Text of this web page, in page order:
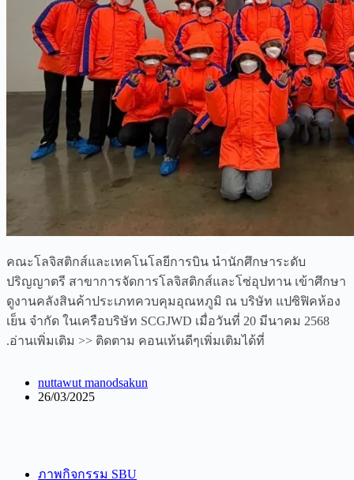
คณะโลจิสติกส์และเทคโนโลยีการบิน นำนักศึกษาระดับ
ปริญญาตรี สาขาการจัดการโลจิสติกส์และโซ่อุปทาน เข้าศึกษา
ดูงานคลังสินค้าประเภทควบคุมอุณหภูมิ ณ บริษัท แปซิฟิคห้อง
เย็น จำกัด ในเครือบริษัท SCGJWD เมื่อวันที่ 20 มีนาคม 2568
.อ่านเพิ่มเติม >> ติดตาม คอนเท้นดีๆเพิ่มเติมได้ที่
nuttawut manodsakun
26/03/2025
ภาพกิจกรรม SBU